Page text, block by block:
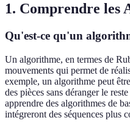
1. Comprendre les
Qu'est-ce qu'un
Un algorithme, en termes de
mouvements qui permet de
exemple, un algorithme peut
des pièces sans déranger le
apprendre des algorithmes de
intégreront des séquences plus